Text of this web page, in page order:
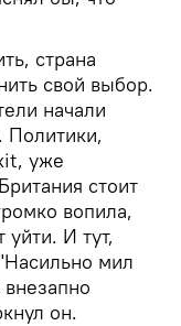
страна
свой выбор.
начали
Политики,
уже
стоит
вопила,
уйти. И тут,
мил
он.